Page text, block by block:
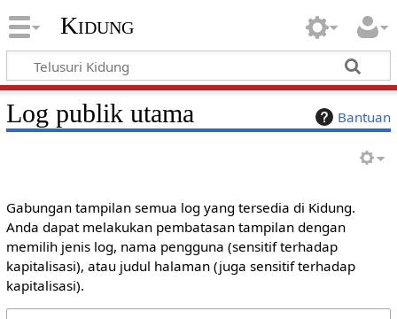
Kidung
Bantuan
Log publik utama
Gabungan tampilan semua log yang tersedia di Kidung.
Anda dapat melakukan pembatasan tampilan dengan
memilih jenis log, nama pengguna (sensitif terhadap
kapitalisasi), atau judul halaman (juga sensitif terhadap
kapitalisasi).